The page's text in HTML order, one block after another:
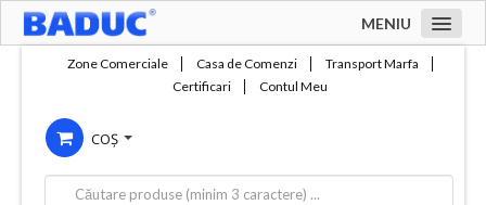
MENIU
Compania
Servicii
Zone Comerciale Casa de Comenzi
Transport Marfa
Certificari
Contul Meu
COȘ